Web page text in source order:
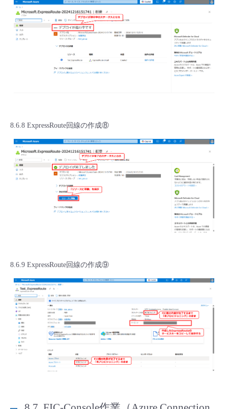
8.6.8 ExpressRoute回線の作成⑧
8.6.9 ExpressRoute回線の作成⑨